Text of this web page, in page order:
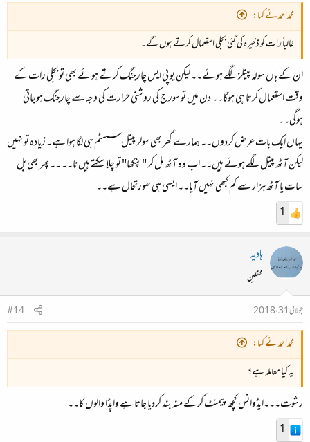
محمداحمد نے کہا:
غالباً رات کو ذخیرہ کی گئی بجلی استعمال کرتے ہوں گے۔
ان کے ہاں سولہ پینلز لگے ہوئے۔۔ لیکن یو پی ایس چارجنگ کرتے ہوئے بھی تو بجلی رات کے
وقت استعمال کرتا ہی ہوگا۔۔ دن میں تو سورج کی روشنی حرارت کی وجہ سے چارجنگ ہوجاتی
ہوگی۔۔
یہاں ایک بات عرض کردوں۔۔ ہمارے گھر بھی سولر پینل سسٹم ہی لگا ہوا ہے۔ زیادہ تو نہیں
لیکن آٹھ پینل لگے ہوئے ہیں۔۔ اب وہ آٹھ مل کر "پنکھا" تو چلا سکتے ہیں نا۔۔ ۔۔ پھر بھی بل
سات یا آٹھ ہزار سے کم کبھی نہیں آیا۔۔ ایسی ہی صورتحال ہے۔۔
1
ہادیہ
محفلین
جولائی 31، 2018
#14
محمداحمد نے کہا:
یہ کیا معاملہ ہے؟
رشوت۔۔۔ایڈوانس کچھ پیمنٹ کرکے منہ بند کردیا جاتا ہے واپڈا والوں کا۔۔
1